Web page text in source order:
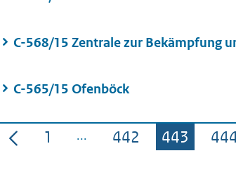
C-568/15 Zentrale zur Bekämpfung
C-565/15 Ofenböck
Pagina
1 Pagina
442 Pagina
443